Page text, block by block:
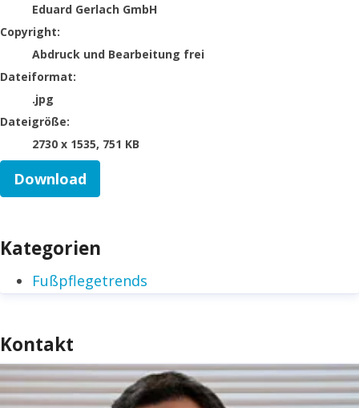
Eduard Gerlach GmbH
Copyright:
Abdruck und Bearbeitung frei
Dateiformat:
.jpg
Dateigröße:
2730 x 1535, 751 KB
Download
Kategorien
Fußpflegetrends
Kontakt